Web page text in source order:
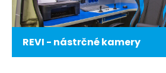
REVI - nástrčné kamery